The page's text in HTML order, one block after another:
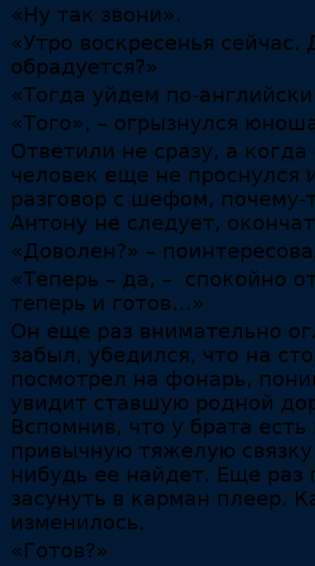
«Ну так звони».
«Утро воскресенья
обрадуется?»
«Тогда уйдем по-
«Того», – огрызнулся
Ответили не сразу, а
человек еще не проснулся
разговор с шефом,
Антону не следует,
«Доволен?» –
«Теперь – да, – спокойно
теперь и готов…»
Он еще раз внимательно
забыл, убедился, что на
посмотрел на фонарь,
увидит ставшую родной
Вспомнив, что у брата
привычную тяжелую
нибудь ее найдет. Еще
засунуть в карман плеер.
изменилось.
«Готов?»